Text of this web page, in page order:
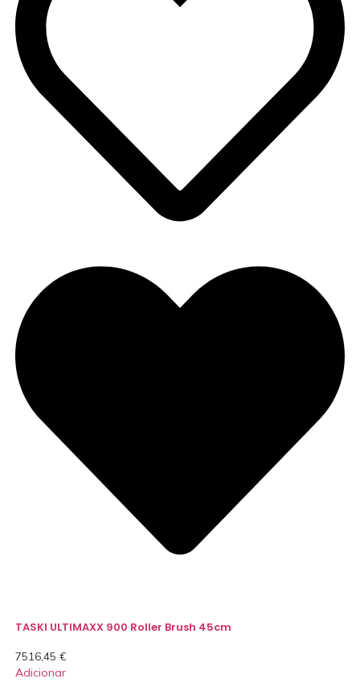
TASKI ULTIMAXX 900 Roller Brush 45cm
7516,45 €
Adicionar